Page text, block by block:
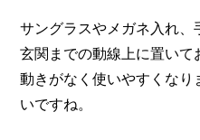
サングラスやメガネ入れ、
玄関までの動線上に置い
動きがなく使いやすくな
いですね。